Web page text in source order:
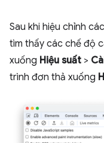
Sau khi hiệu chỉnh
tìm thấy các chế độ
xuống Hiệu suất >
trình đơn thả xuống